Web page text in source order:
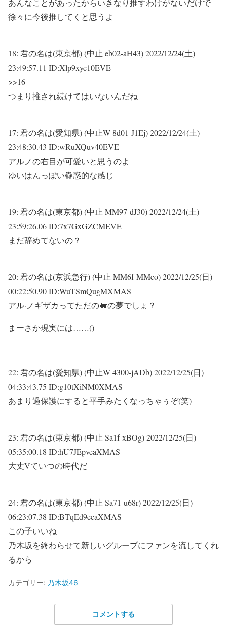
徐々に今後推してくと思うよ
18: 君の名は(東京都) (中止 eb02-aH43)2022/12/24(土)
23:49:57.11 ID:Xlp9xyc10EVE
>>16
つまり推され続けてはいないんだね
17: 君の名は(愛知県) (中止W 8d01-J1Ej)2022/12/24(土)
23:48:30.43 ID:wRuXQuv40EVE
アルノの右目が可愛いと思うのよ
ゆいはんっぽい蠱惑的な感じ
19: 君の名は(東京都) (中止 MM97-dJ30)2022/12/24(土)
23:59:26.06 ID:7x7GxGZCMEVE
まだ辞めてないの？
20: 君の名は(京浜急行) (中止 MM6f-MMeo)2022/12/25(日)
00:22:50.90 ID:WuTSmQugMXMAS
アル·ノギザカってただの🐖の夢でしょ？
まーさか現実には……()
22: 君の名は(愛知県) (中止W 4300-jADb)2022/12/25(日)
04:33:43.75 ID:g10tXiNM0XMAS
あまり過保護にすると平手みたくなっちゃぅぞ(笑)
23: 君の名は(東京都) (中止 Sa1f-xBOg)2022/12/25(日)
05:35:00.18 ID:hU7JEpveaXMAS
大丈Vていつの時代だ
24: 君の名は(東京都) (中止 Sa71-u68r)2022/12/25(日)
06:23:07.38 ID:BTqEd9eeaXMAS
この子いいね
乃木坂を終わらせて新しいグループにファンを流してくれ
るから
カテゴリー: 乃木坂46
コメントする